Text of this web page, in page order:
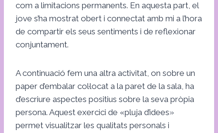
com a limitacions permanents. En aquesta part, el
jove s’ha mostrat obert i connectat amb mi a l’hora
de compartir els seus sentiments i de reflexionar
conjuntament.
A continuació fem una altra activitat, on sobre un
paper d’embalar col·locat a la paret de la sala, ha
d’escriure aspectes positius sobre la seva pròpia
persona. Aquest exercici de «pluja d’idees»
permet visualitzar les qualitats personals i